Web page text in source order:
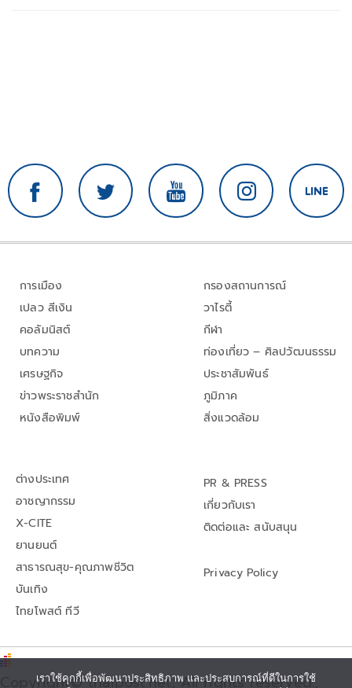
การเมือง
เปลว สีเงิน
คอลัมนิสต์
บทความ
เศรษฐกิจ
ข่าวพระราชสำนัก
หนังสือพิมพ์
กรองสถานการณ์
วาไรตี้
กีฬา
ท่องเที่ยว – ศิลปวัฒนธรรม
ประชาสัมพันธ์
ภูมิภาค
สิ่งแวดล้อม
ต่างประเทศ
อาชญากรรม
X-CITE
ยานยนต์
สาธารณสุข-คุณภาพชีวิต
บันเทิง
ไทยโพสต์ ทีวี
PR & PRESS
เกี่ยวกับเรา
ติดต่อและ สนับสนุน
Privacy Policy
Copyright© thaipost.net, All rights reserved.,
เราใช้คุกกี้เพื่อพัฒนาประสิทธิภาพ และประสบการณ์ที่ดีในการใช้